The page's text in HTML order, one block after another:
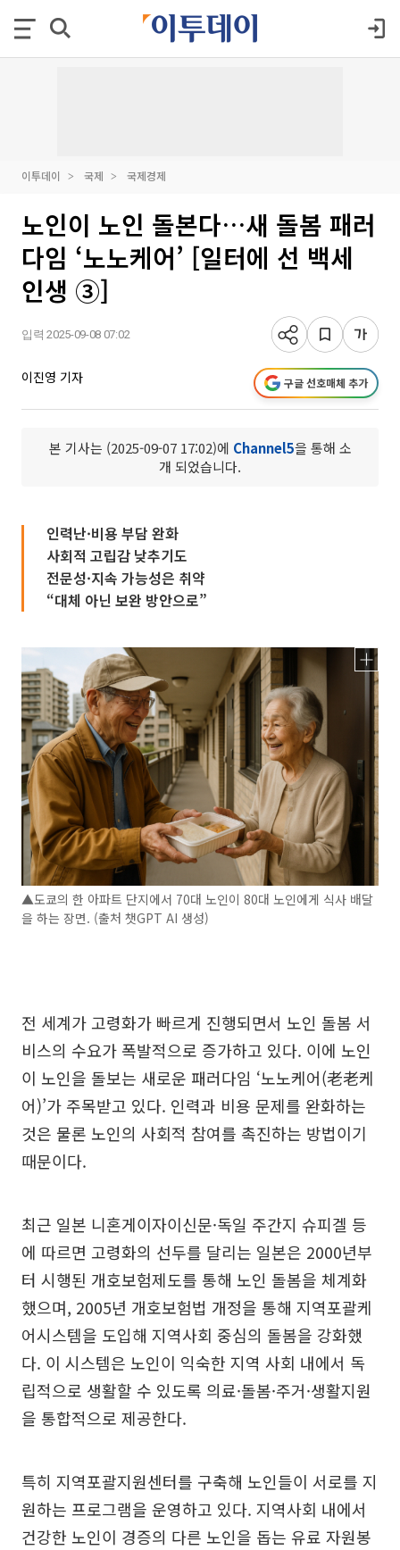
이투데이 국제 국제경제
노인이 노인 돌본다…새 돌봄 패러
다임 ‘노노케어’ [일터에 선 백세
인생 ③]
입력 2025-09-08 07:02
이진영 기자 구글 선호매체 추가
본 기사는 (2025-09-07 17:02)에 Channel5을 통해 소
개 되었습니다.
인력난·비용 부담 완화
사회적 고립감 낮추기도
전문성·지속 가능성은 취약
“대체 아닌 보완 방안으로”
▲도쿄의 한 아파트 단지에서 70대 노인이 80대 노인에게 식사 배달
을 하는 장면. (출처 챗GPT AI 생성)
전 세계가 고령화가 빠르게 진행되면서 노인 돌봄 서
비스의 수요가 폭발적으로 증가하고 있다. 이에 노인
이 노인을 돌보는 새로운 패러다임 ‘노노케어(老老케
어)’가 주목받고 있다. 인력과 비용 문제를 완화하는
것은 물론 노인의 사회적 참여를 촉진하는 방법이기
때문이다.
최근 일본 니혼게이자이신문·독일 주간지 슈피겔 등
에 따르면 고령화의 선두를 달리는 일본은 2000년부
터 시행된 개호보험제도를 통해 노인 돌봄을 체계화
했으며, 2005년 개호보험법 개정을 통해 지역포괄케
어시스템을 도입해 지역사회 중심의 돌봄을 강화했
다. 이 시스템은 노인이 익숙한 지역 사회 내에서 독
립적으로 생활할 수 있도록 의료·돌봄·주거·생활지원
을 통합적으로 제공한다.
특히 지역포괄지원센터를 구축해 노인들이 서로를 지
원하는 프로그램을 운영하고 있다. 지역사회 내에서
건강한 노인이 경증의 다른 노인을 돕는 유료 자원봉